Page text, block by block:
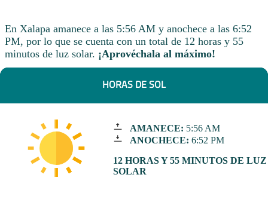
En Xalapa amanece a las 5:56 AM y anochece a las 6:52
PM, por lo que se cuenta con un total de 12 horas y 55
minutos de luz solar. ¡Aprovéchala al máximo!
HORAS DE SOL
AMANECE: 5:56 AM
ANOCHECE: 6:52 PM
12 HORAS Y 55 MINUTOS DE LUZ
SOLAR